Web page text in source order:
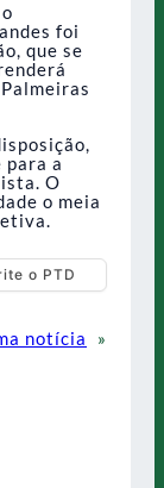
foi
que se
para a
O
o meia
o PTD
notícia
»